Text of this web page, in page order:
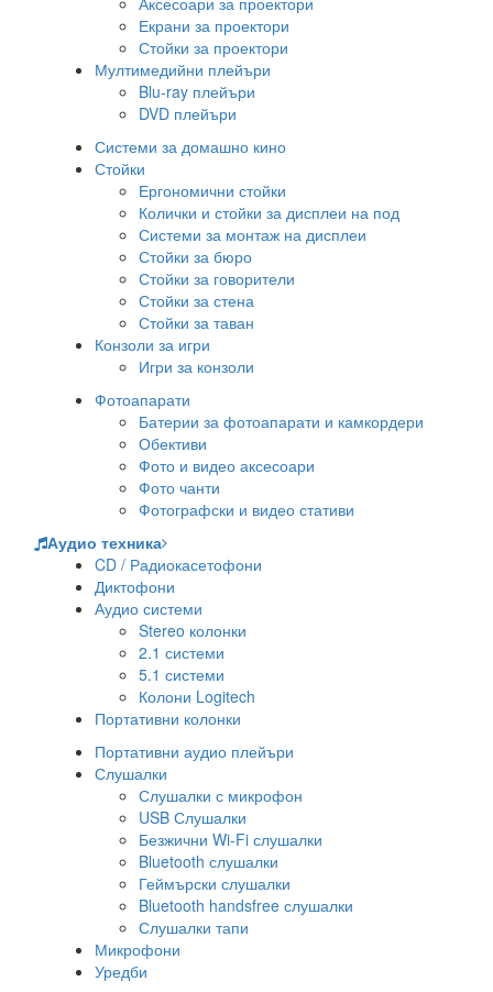
Екрани за проектори
Стойки за проектори
Мултимедийни плейъри
Blu-ray плейъри
DVD плейъри
Системи за домашно кино
Стойки
Ергономични стойки
Колички и стойки за дисплеи на под
Системи за монтаж на дисплеи
Стойки за бюро
Стойки за говорители
Стойки за стена
Стойки за таван
Конзоли за игри
Игри за конзоли
Фотоапарати
Батерии за фотоапарати и камкордери
Обективи
Фото и видео аксесоари
Фото чанти
Фотографски и видео стативи
Аудио техника
CD / Радиокасетофони
Диктофони
Аудио системи
Stereo колонки
2.1 системи
5.1 системи
Колони Logitech
Портативни колонки
Портативни аудио плейъри
Слушалки
Слушалки с микрофон
USB Слушалки
Безжични Wi-Fi слушалки
Bluetooth слушалки
Геймърски слушалки
Bluetooth handsfree слушалки
Слушалки тапи
Микрофони
Уредби